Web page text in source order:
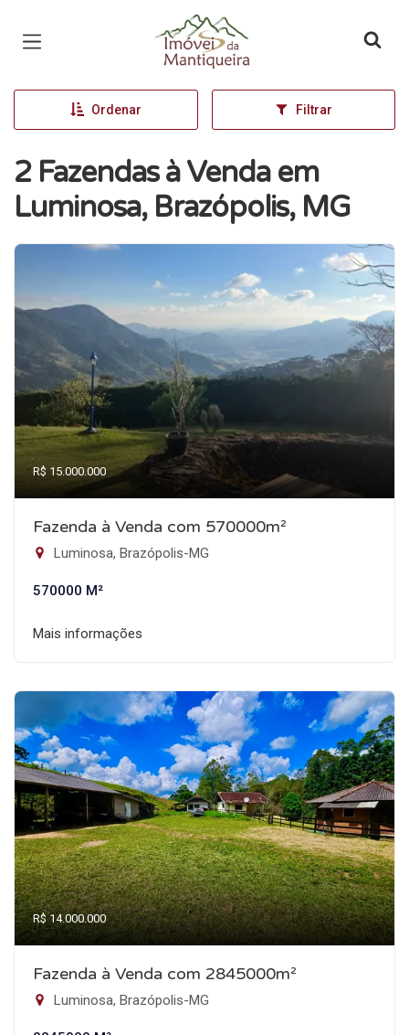
Página inicial
Ordenar Filtrar
2 Fazendas à Venda em
Luminosa, Brazópolis, MG
R$ 15.000.000
Fazenda à Venda com 570000m²
Luminosa, Brazópolis-MG
570000 M²
Mais informações
R$ 14.000.000
Fazenda à Venda com 2845000m²
Luminosa, Brazópolis-MG